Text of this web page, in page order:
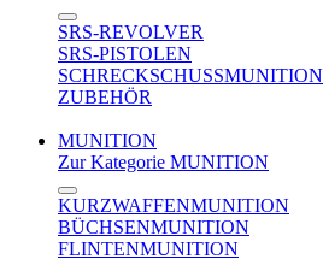
SRS-REVOLVER
SRS-PISTOLEN
SCHRECKSCHUSSMUNITION
ZUBEHÖR
MUNITION
Zur Kategorie MUNITION
KURZWAFFENMUNITION
BÜCHSENMUNITION
FLINTENMUNITION